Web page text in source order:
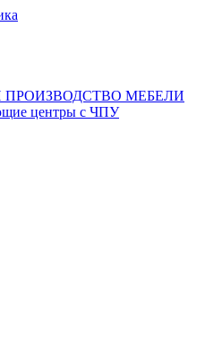
ПРОИЗВОДСТВО МЕБЕЛИ
центры с ЧПУ